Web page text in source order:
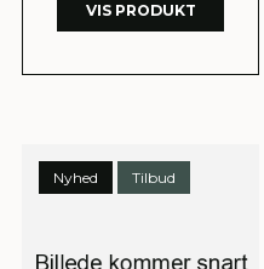
VIS PRODUKT
Nyhed Tilbud